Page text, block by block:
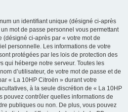
un identifiant unique (désigné ci-après
mot de passe personnel vous permettant
(désigné ci-après par « votre mot de
personnelle. Les informations de votre
protégées par les lois de protection des
qui héberge notre serveur. Toutes les
d’utilisateur, de votre mot de passe et de
« La 10HP Citroën » durant votre
à la seule discrétion de « La 10HP
pouvez contrôler quelles informations de
publiques ou non. De plus, vous pouvez